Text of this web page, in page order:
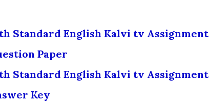
Standard English Kalvi tv
Paper
Standard English Kalvi tv
Key